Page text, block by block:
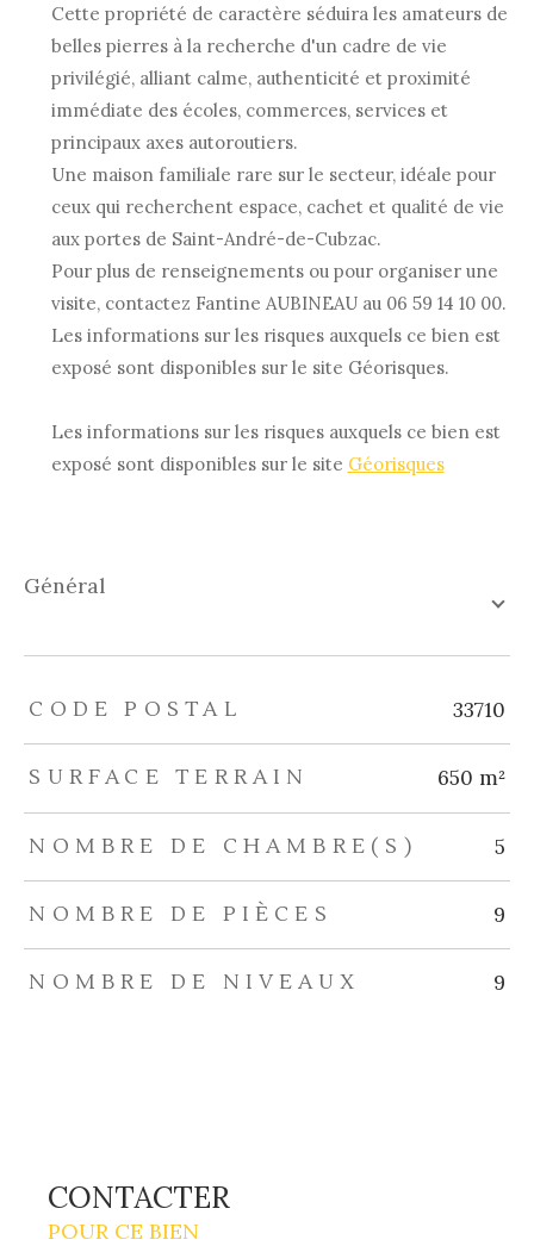
Cette propriété de caractère séduira les amateurs de
belles pierres à la recherche d'un cadre de vie
privilégié, alliant calme, authenticité et proximité
immédiate des écoles, commerces, services et
principaux axes autoroutiers.
Une maison familiale rare sur le secteur, idéale pour
ceux qui recherchent espace, cachet et qualité de vie
aux portes de Saint-André-de-Cubzac.
Pour plus de renseignements ou pour organiser une
visite, contactez Fantine AUBINEAU au 06 59 14 10 00.
Les informations sur les risques auxquels ce bien est
exposé sont disponibles sur le site Géorisques.
Les informations sur les risques auxquels ce bien est
exposé sont disponibles sur le site Géorisques
général
TRAD_ZEPHYR_Caracteristique TRAD_ZEPHYR_Valeurs
CODE POSTAL 33710
SURFACE TERRAIN 650 m²
NOMBRE DE CHAMBRE(S) 5
NOMBRE DE PIÈCES 9
NOMBRE DE NIVEAUX 9
CONTACTER
POUR CE BIEN